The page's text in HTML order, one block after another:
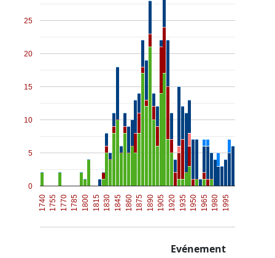
1740 1755 1770 1785 1800 1815 1830 1845 1860 1875 1890 1905 1920 1935 1950 1965 1980 1995
0
5
10
15
20
25
Evénement